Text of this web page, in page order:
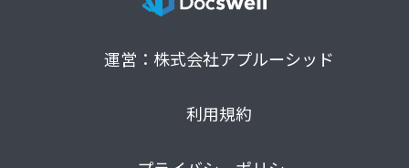
運営：株式会社アプルーシッド
利用規約